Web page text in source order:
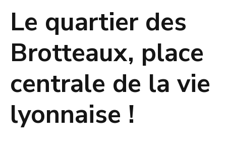
Le quartier des
Brotteaux, place
centrale de la vie
lyonnaise !